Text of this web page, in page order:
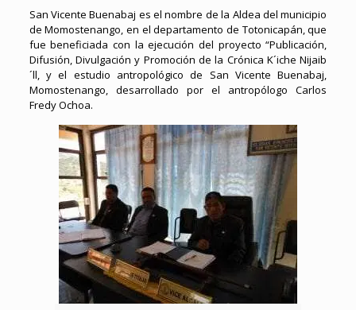
San Vicente Buenabaj es el nombre de la Aldea del municipio
de Momostenango, en el departamento de Totonicapán, que
fue beneficiada con la ejecución del proyecto “Publicación,
Difusión, Divulgación y Promoción de la Crónica K´iche Nijaib
´ll, y el estudio antropológico de San Vicente Buenabaj,
Momostenango, desarrollado por el antropólogo Carlos
Fredy Ochoa.